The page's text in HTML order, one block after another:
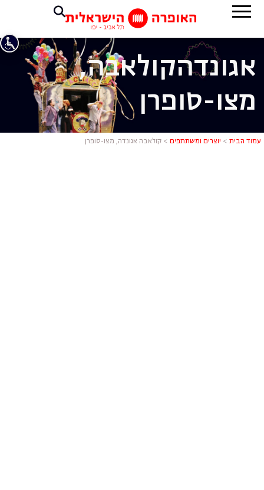
קולאבה
אגונדהקולאבה,
מצו-סופרן
עמוד הבית > יוצרים ומשתתפים > קולאבה אגונדה, מצו-סופרן